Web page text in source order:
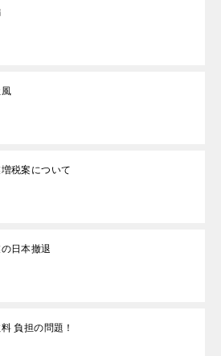
税案について
日本撤退
負担の問題！